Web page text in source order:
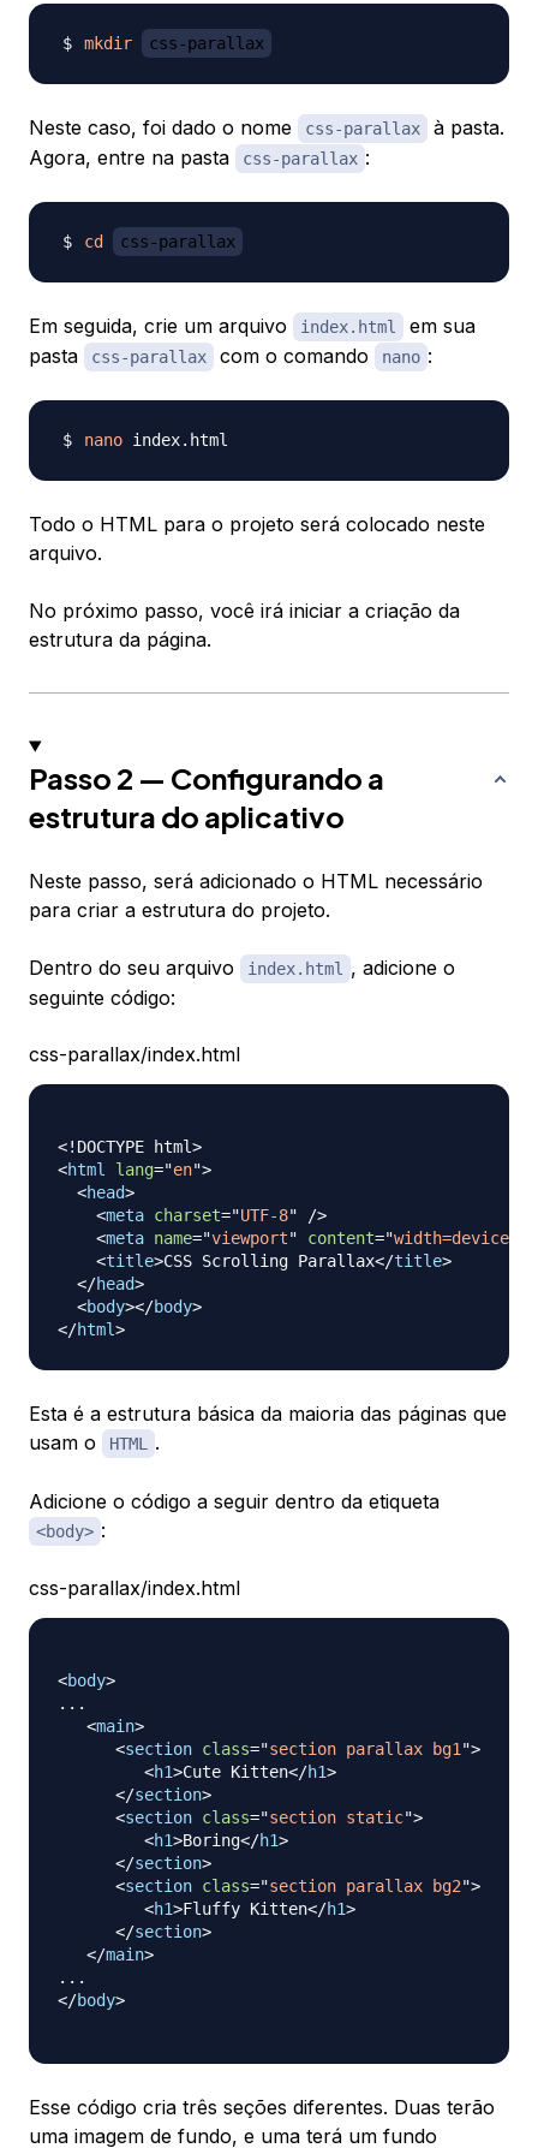
mkdir css-parallax
Neste caso, foi dado o nome css-parallax
à pasta.
Agora, entre na pasta
css-parallax :
cd css-parallax
Em seguida, crie um arquivo index.html
em sua
pasta
css-parallax com o comando nano :
nano
Todo o HTML para o projeto será colocado neste
arquivo.
No próximo passo, você irá iniciar a criação da
estrutura da página.
Passo 2 — Configurando a
estrutura do aplicativo
Neste passo, será adicionado o HTML necessário
para criar a estrutura do projeto.
Dentro do seu arquivo index.html , adicione o
seguinte código:
css-parallax/index.html
<! DOCTYPE html>
<html lang="en">
<head>
<meta charset="UTF-8"
/>
<meta name="viewport" content="width=device-
<title>CSS Scrolling Parallax</title>
</head>
<body></body>
</html>
Esta é a estrutura básica da maioria das páginas que
usam o
HTML .
Adicione o código a seguir dentro da etiqueta
<body> :
css-parallax/index.html
<body>
...
<main>
<section class="section parallax bg1">
<h1>Cute Kitten</h1>
</section>
<section class="section static">
<h1>Boring</h1>
</section>
<section class="section parallax bg2">
<h1>Fluffy Kitten</h1>
</section>
</main>
</body>
Esse código cria três seções diferentes. Duas terão
uma imagem de fundo, e uma terá um fundo